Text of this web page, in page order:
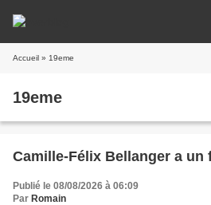
Accueil » 19eme
19eme
Camille-Félix Bellanger a un
Publié le 08/08/2026 à 06:09
Par Romain